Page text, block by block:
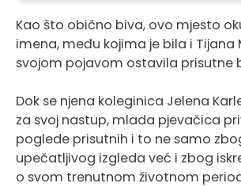
Kao što obično biva, ovo mjesto
imena, među kojima je bila i Tijana
svojom pojavom ostavila prisutne
Dok se njena koleginica Jelena
za svoj nastup, mlada pjevačica
poglede prisutnih i to ne samo
upečatljivog izgleda već i zbog
o svom trenutnom životnom